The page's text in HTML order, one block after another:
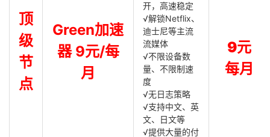
顶
级
节
点
Green加速
器 9元/每
月
开，高速稳定
√解锁Netflix、
迪士尼等主流
流媒体
√不限设备数
量、不限制速
度
√无日志策略
√支持中文、英
文、日文等
√提供大量的付
9元
每月